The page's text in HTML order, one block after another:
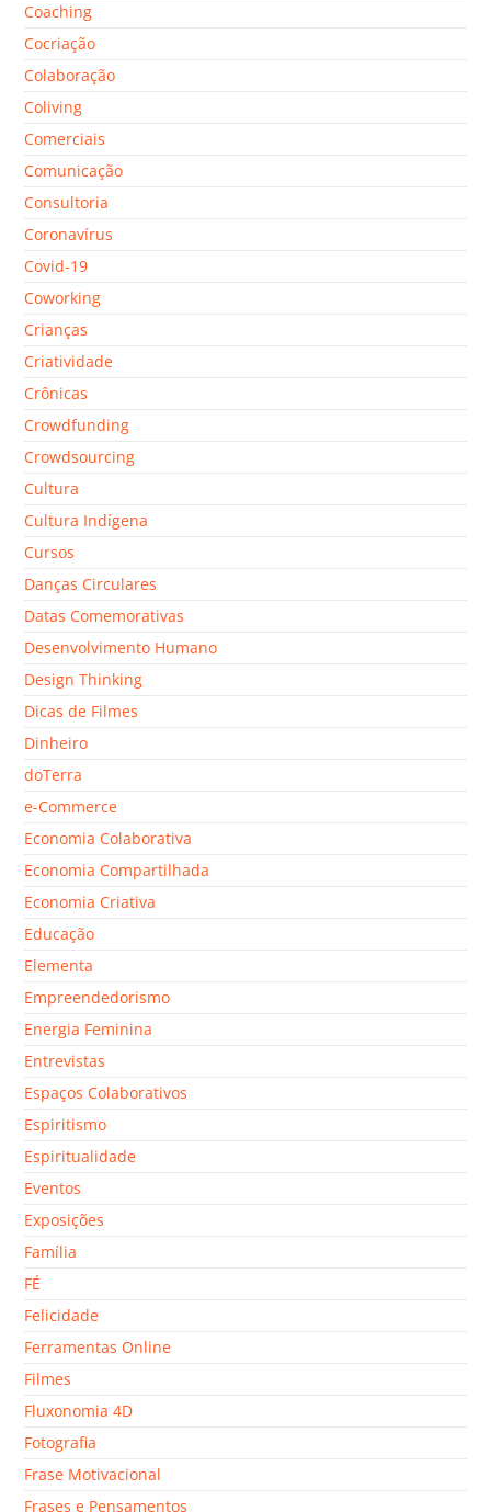
Coaching
Cocriação
Colaboração
Coliving
Comerciais
Comunicação
Consultoria
Coronavírus
Covid-19
Coworking
Crianças
Criatividade
Crônicas
Crowdfunding
Crowdsourcing
Cultura
Cultura Indígena
Cursos
Danças Circulares
Datas Comemorativas
Desenvolvimento Humano
Design Thinking
Dicas de Filmes
Dinheiro
doTerra
e-Commerce
Economia Colaborativa
Economia Compartilhada
Economia Criativa
Educação
Elementa
Empreendedorismo
Energia Feminina
Entrevistas
Espaços Colaborativos
Espiritismo
Espiritualidade
Eventos
Exposições
Família
FÉ
Felicidade
Ferramentas Online
Filmes
Fluxonomia 4D
Fotografia
Frase Motivacional
Frases e Pensamentos